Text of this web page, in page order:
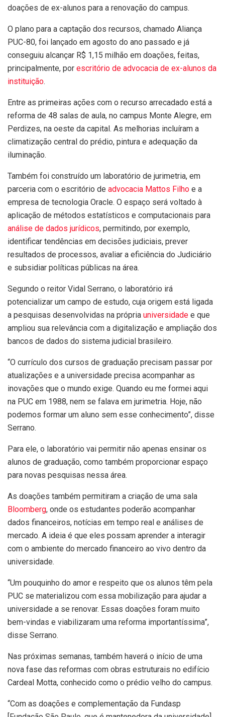
doações de ex-alunos para a renovação do campus.
O plano para a captação dos recursos, chamado Aliança
PUC-80, foi lançado em agosto do ano passado e já
conseguiu alcançar R$ 1,15 milhão em doações, feitas,
principalmente, por escritório de advocacia de ex-alunos da
instituição.
Entre as primeiras ações com o recurso arrecadado está a
reforma de 48 salas de aula, no campus Monte Alegre, em
Perdizes, na oeste da capital. As melhorias incluíram a
climatização central do prédio, pintura e adequação da
iluminação.
Também foi construído um laboratório de jurimetria, em
parceria com o escritório de advocacia Mattos Filho e a
empresa de tecnologia Oracle. O espaço será voltado à
aplicação de métodos estatísticos e computacionais para
análise de dados jurídicos, permitindo, por exemplo,
identificar tendências em decisões judiciais, prever
resultados de processos, avaliar a eficiência do Judiciário
e subsidiar políticas públicas na área.
Segundo o reitor Vidal Serrano, o laboratório irá
potencializar um campo de estudo, cuja origem está ligada
a pesquisas desenvolvidas na própria universidade e que
ampliou sua relevância com a digitalização e ampliação dos
bancos de dados do sistema judicial brasileiro.
“O currículo dos cursos de graduação precisam passar por
atualizações e a universidade precisa acompanhar as
inovações que o mundo exige. Quando eu me formei aqui
na PUC em 1988, nem se falava em jurimetria. Hoje, não
podemos formar um aluno sem esse conhecimento”, disse
Serrano.
Para ele, o laboratório vai permitir não apenas ensinar os
alunos de graduação, como também proporcionar espaço
para novas pesquisas nessa área.
As doações também permitiram a criação de uma sala
Bloomberg, onde os estudantes poderão acompanhar
dados financeiros, notícias em tempo real e análises de
mercado. A ideia é que eles possam aprender a interagir
com o ambiente do mercado financeiro ao vivo dentro da
universidade.
“Um pouquinho do amor e respeito que os alunos têm pela
PUC se materializou com essa mobilização para ajudar a
universidade a se renovar. Essas doações foram muito
bem-vindas e viabilizaram uma reforma importantíssima”,
disse Serrano.
Nas próximas semanas, também haverá o início de uma
nova fase das reformas com obras estruturais no edifício
Cardeal Motta, conhecido como o prédio velho do campus.
“Com as doações e complementação da Fundasp